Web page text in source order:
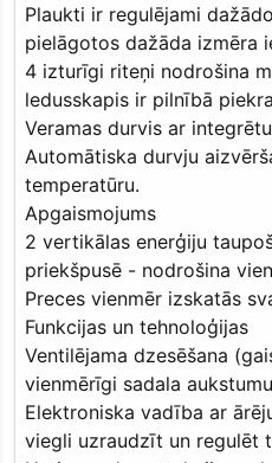
Plaukti ir regulējami
pielāgotos dažāda izmēra
4 izturīgi riteņi nodrošina
ledusskapis ir pilnībā
Veramas durvis ar
Automātiska durvju
temperatūru.
Apgaismojums
2 vertikālas enerģiju
priekšpusē - nodrošina
Preces vienmēr izskatās
Funkcijas un tehnoloģijas
Ventilējama dzesēšana
vienmērīgi sadala
Elektroniska vadība ar
viegli uzraudzīt un regulēt